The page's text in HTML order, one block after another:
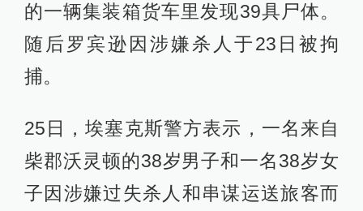
的一辆集装箱货车里发现39具尸体。
随后罗宾逊因涉嫌杀人于23日被拘
捕。
25日，埃塞克斯警方表示，一名来自
柴郡沃灵顿的38岁男子和一名38岁女
子因涉嫌过失杀人和串谋运送旅客而